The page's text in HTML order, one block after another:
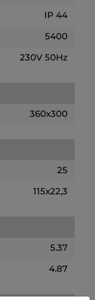
IP 44
5400
230V 50Hz
360x300
25
115x22,3
5.37
4.87